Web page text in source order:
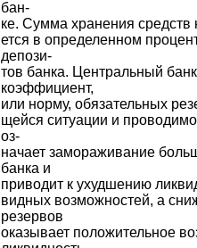
бан-
ке. Сумма хранения средств
ется в определенном
депози-
тов банка. Центральный
коэффициент,
или норму, обязательных
щейся ситуации и
оз-
начает замораживание
банка и
приводит к ухудшению
видных возможностей, а
резервов
оказывает положительное